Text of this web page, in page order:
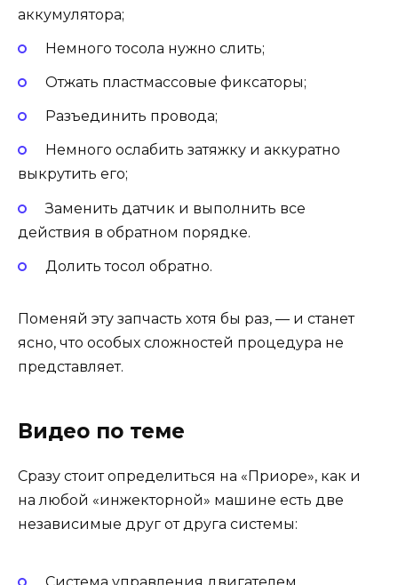
аккумулятора;
Немного тосола нужно слить;
Отжать пластмассовые фиксаторы;
Разъединить провода;
Немного ослабить затяжку и аккуратно
выкрутить его;
Заменить датчик и выполнить все
действия в обратном порядке.
Долить тосол обратно.
Поменяй эту запчасть хотя бы раз, — и станет
ясно, что особых сложностей процедура не
представляет.
Видео по теме
Сразу стоит определиться на «Приоре», как и
на любой «инжекторной» машине есть две
независимые друг от друга системы: